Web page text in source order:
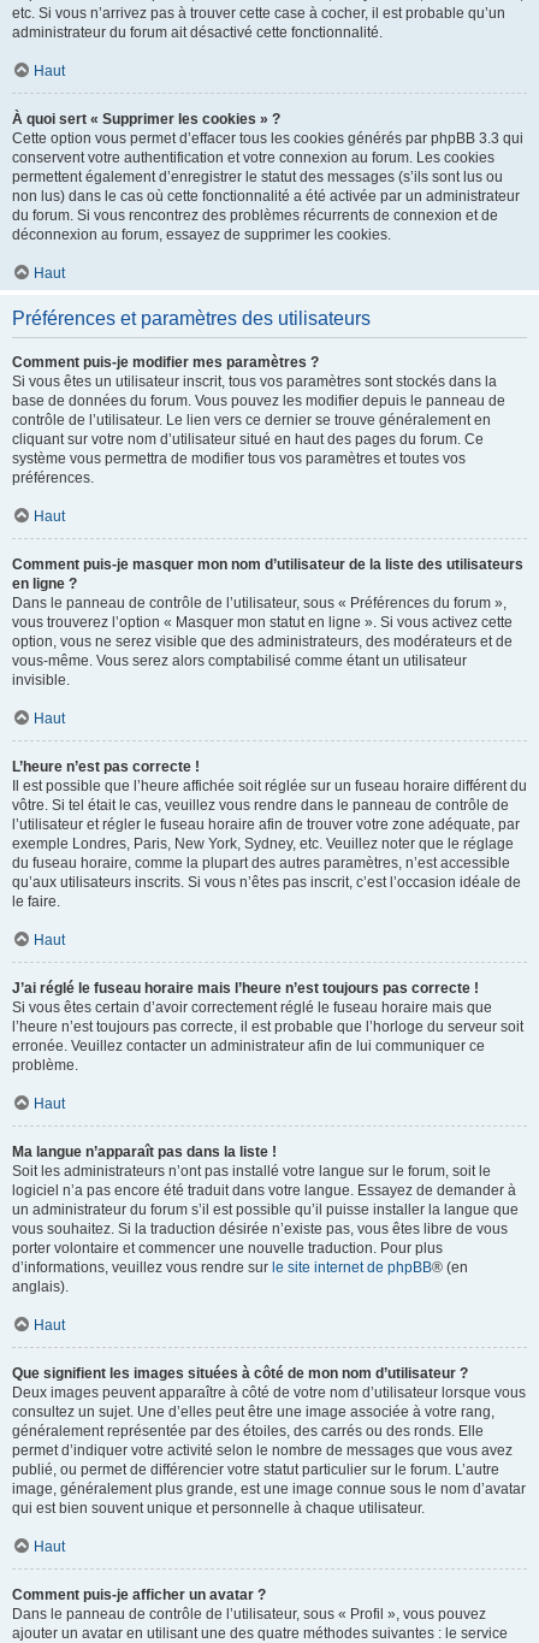
etc. Si vous n’arrivez pas à trouver cette case à cocher, il est probable qu’un
administrateur du forum ait désactivé cette fonctionnalité.
Haut
À quoi sert « Supprimer les cookies » ?
Cette option vous permet d’effacer tous les cookies générés par phpBB 3.3 qui
conservent votre authentification et votre connexion au forum. Les cookies
permettent également d’enregistrer le statut des messages (s’ils sont lus ou
non lus) dans le cas où cette fonctionnalité a été activée par un administrateur
du forum. Si vous rencontrez des problèmes récurrents de connexion et de
déconnexion au forum, essayez de supprimer les cookies.
Haut
Préférences et paramètres des utilisateurs
Comment puis-je modifier mes paramètres ?
Si vous êtes un utilisateur inscrit, tous vos paramètres sont stockés dans la
base de données du forum. Vous pouvez les modifier depuis le panneau de
contrôle de l’utilisateur. Le lien vers ce dernier se trouve généralement en
cliquant sur votre nom d’utilisateur situé en haut des pages du forum. Ce
système vous permettra de modifier tous vos paramètres et toutes vos
préférences.
Haut
Comment puis-je masquer mon nom d’utilisateur de la liste des utilisateurs
en ligne ?
Dans le panneau de contrôle de l’utilisateur, sous « Préférences du forum »,
vous trouverez l’option « Masquer mon statut en ligne ». Si vous activez cette
option, vous ne serez visible que des administrateurs, des modérateurs et de
vous-même. Vous serez alors comptabilisé comme étant un utilisateur
invisible.
Haut
L’heure n’est pas correcte !
Il est possible que l’heure affichée soit réglée sur un fuseau horaire différent du
vôtre. Si tel était le cas, veuillez vous rendre dans le panneau de contrôle de
l’utilisateur et régler le fuseau horaire afin de trouver votre zone adéquate, par
exemple Londres, Paris, New York, Sydney, etc. Veuillez noter que le réglage
du fuseau horaire, comme la plupart des autres paramètres, n’est accessible
qu’aux utilisateurs inscrits. Si vous n’êtes pas inscrit, c’est l’occasion idéale de
le faire.
Haut
J’ai réglé le fuseau horaire mais l’heure n’est toujours pas correcte !
Si vous êtes certain d’avoir correctement réglé le fuseau horaire mais que
l’heure n’est toujours pas correcte, il est probable que l’horloge du serveur soit
erronée. Veuillez contacter un administrateur afin de lui communiquer ce
problème.
Haut
Ma langue n’apparaît pas dans la liste !
Soit les administrateurs n’ont pas installé votre langue sur le forum, soit le
logiciel n’a pas encore été traduit dans votre langue. Essayez de demander à
un administrateur du forum s’il est possible qu’il puisse installer la langue que
vous souhaitez. Si la traduction désirée n’existe pas, vous êtes libre de vous
porter volontaire et commencer une nouvelle traduction. Pour plus
d’informations, veuillez vous rendre sur le site internet de phpBB® (en
anglais).
Haut
Que signifient les images situées à côté de mon nom d’utilisateur ?
Deux images peuvent apparaître à côté de votre nom d’utilisateur lorsque vous
consultez un sujet. Une d’elles peut être une image associée à votre rang,
généralement représentée par des étoiles, des carrés ou des ronds. Elle
permet d’indiquer votre activité selon le nombre de messages que vous avez
publié, ou permet de différencier votre statut particulier sur le forum. L’autre
image, généralement plus grande, est une image connue sous le nom d’avatar
qui est bien souvent unique et personnelle à chaque utilisateur.
Haut
Comment puis-je afficher un avatar ?
Dans le panneau de contrôle de l’utilisateur, sous « Profil », vous pouvez
ajouter un avatar en utilisant une des quatre méthodes suivantes : le service